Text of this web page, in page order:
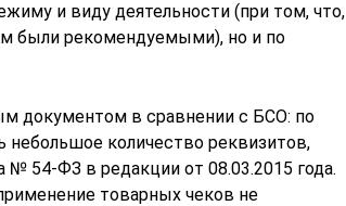
и виду деятельности (при том, что,
были рекомендуемыми), но и по
документом в сравнении с БСО: по
количество реквизитов,
№ 54-ФЗ в редакции от 08.03.2015 года.
товарных чеков не